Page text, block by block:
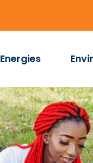
Energies